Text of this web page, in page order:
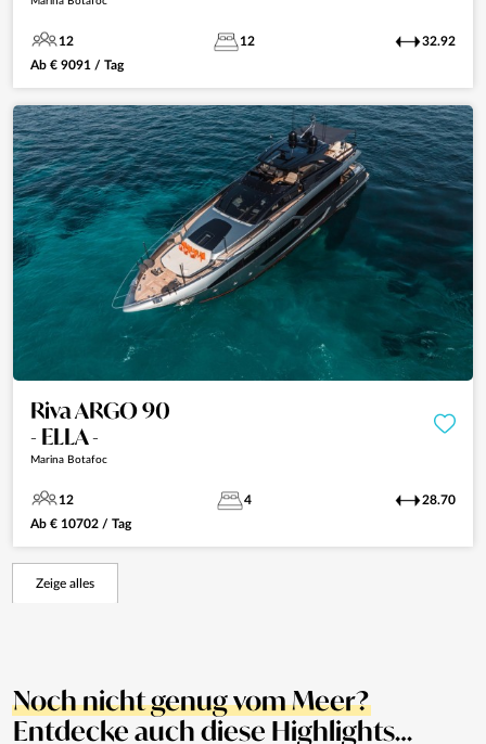
12 12
32.92
Ab € 9091 / Tag
Riva ARGO 90
- ELLA -
Marina Botafoc
12 4
28.70
Ab € 10702 / Tag
Zeige alles
Noch nicht genug vom Meer?
Entdecke auch diese Highlights…